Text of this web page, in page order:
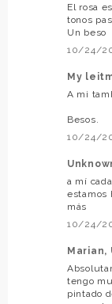
El rosa
tonos
Un beso
10/24/
My
A mi
Besos.
10/24/
a mí
estamos
más
10/24/
Marian,
tengo
pintado